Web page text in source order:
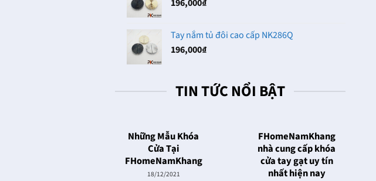
398,000₫
196,000₫
Tay nắm tủ đôi cao cấp NK286Q
196,000₫
TIN TỨC NỔI BẬT
Những Mẫu Khóa
Cửa Tại
FHomeNamKhang
18/12/2021
FHomeNamKhang
nhà cung cấp khóa
cửa tay gạt uy tín
nhất hiện nay